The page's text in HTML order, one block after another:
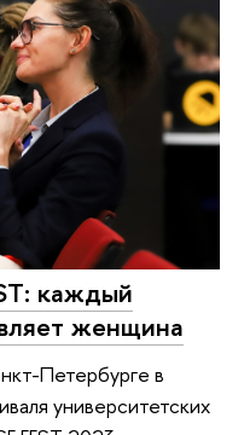
каждый
женщина
Петербурге в
университетских